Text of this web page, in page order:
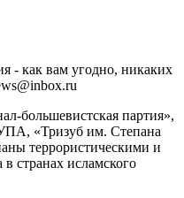
- как вам угодно, никаких
большевистская партия»,
«Тризуб им. Степана
террористическими и
странах исламского